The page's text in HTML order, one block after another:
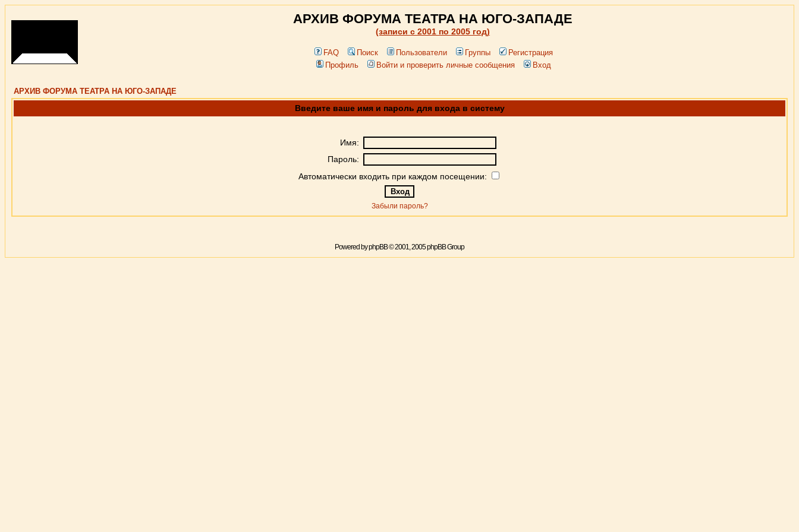
АРХИВ ФОРУМА ТЕАТРА НА ЮГО-ЗАПАДЕ
(записи c 2001 по 2005 год)
FAQ Поиск Пользователи Группы
Регистрация
Профиль
Войти и проверить личные сообщения Вход
АРХИВ ФОРУМА ТЕАТРА НА ЮГО-ЗАПАДЕ
Введите ваше имя и пароль для входа в систему
Имя:
Пароль:
Автоматически входить при каждом посещении:
Забыли пароль?
Powered byphpBB© 2001, 2005 phpBB Group